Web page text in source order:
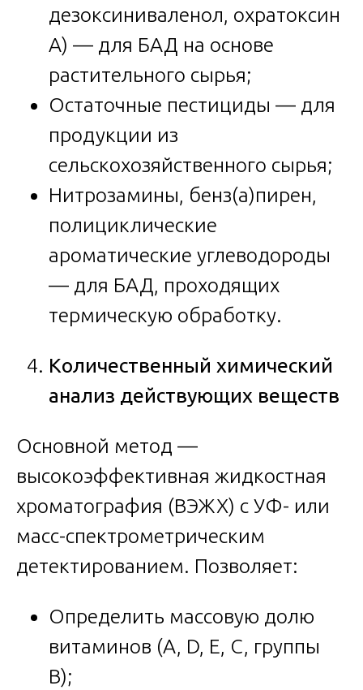
дезоксиниваленол, охратоксин
А) — для БАД на основе
растительного сырья;
Остаточные пестициды — для
продукции из
сельскохозяйственного сырья;
Нитрозамины, бенз(а)пирен,
полициклические
ароматические углеводороды
— для БАД, проходящих
термическую обработку.
Количественный химический
анализ действующих веществ
Основной метод —
высокоэффективная жидкостная
хроматография (ВЭЖХ) с УФ- или
масс-спектрометрическим
детектированием. Позволяет:
Определить массовую долю
витаминов (A, D, E, C, группы
B);